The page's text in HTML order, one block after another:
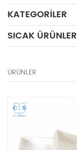
KATEGORILER
SICAK ÜRÜNLER
ÜRÜNLER